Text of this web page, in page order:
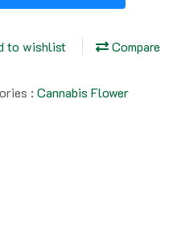
to wishlist Compare
: Cannabis Flower